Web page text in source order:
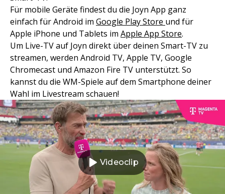
Für mobile Geräte findest du die Joyn App ganz
einfach für Android im Google Play Store und für
Apple iPhone und Tablets im Apple App Store.
Um Live-TV auf Joyn direkt über deinen Smart-TV zu
streamen, werden Android TV, Apple TV, Google
Chromecast und Amazon Fire TV unterstützt. So
kannst du die WM-Spiele auf dem Smartphone deiner
Wahl im Livestream schauen!
Videoclip